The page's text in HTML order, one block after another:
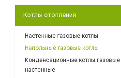
Котлы отопления
Настенные газовые котлы
Напольные газовые котлы
Конденсационные котлы газовые
настенные